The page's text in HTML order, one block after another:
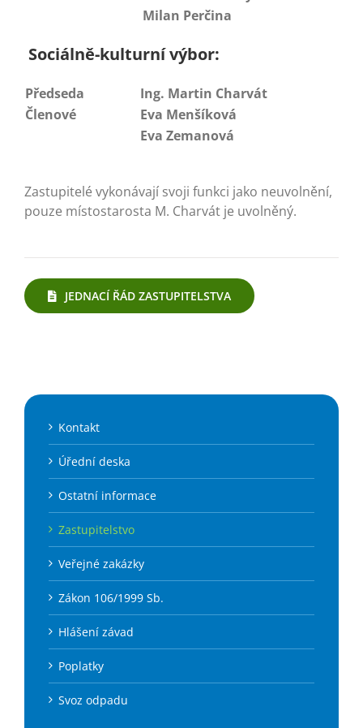
Milan Perčina
Sociálně-kulturní výbor:
Předseda
Ing. Martin Charvát
Členové
Eva Menšíková
Eva Zemanová
Zastupitelé vykonávají svoji funkci jako neuvolnění,
pouze místostarosta M. Charvát je uvolněný.
JEDNACÍ ŘÁD ZASTUPITELSTVA
Kontakt
Úřední deska
Ostatní informace
Zastupitelstvo
Veřejné zakázky
Zákon 106/1999 Sb.
Hlášení závad
Poplatky
Svoz odpadu